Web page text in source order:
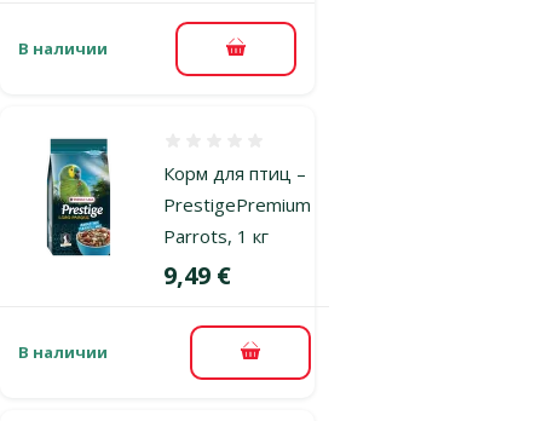
В наличии В корзину
Корм для птиц –
PrestigePremium
Parrots, 1 кг
Цена
9,49 €
В наличии В корзину